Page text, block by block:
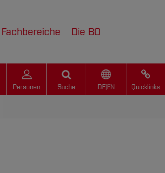
Fachbereiche Die BO
Personen Suche DE| EN Quicklinks